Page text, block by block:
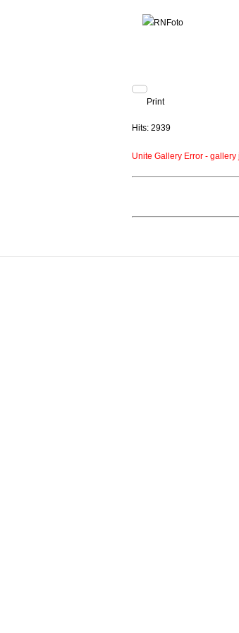
Print
Hits: 2939
Unite Gallery Error -